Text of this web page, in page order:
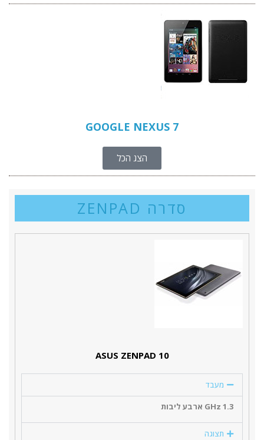
GOOGLE NEXUS 7
הצג הכל
סדרה ZENPAD
ASUS ZENPAD 10
מעבד
1.3 GHz ארבע ליבות
תצוגה